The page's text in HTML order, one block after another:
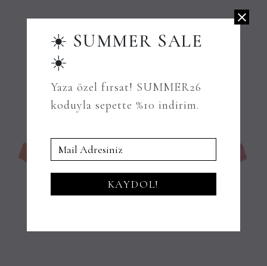
Arctic Bambu Külot
249.99TL
Lavender Bambu Külot
☀️ SUMMER SALE
☀️
Yaza özel fırsat! SUMMER26
koduyla sepette %10 indirim.
KAYDOL!